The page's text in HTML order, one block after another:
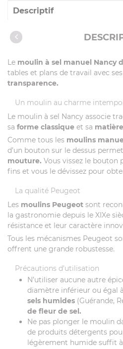
Descriptif
Caractéristiques
Le moulin à sel manuel Nancy
tables et plans de travail avec
transparence.
Un moulin au charme
Le moulin à sel Nancy associe
sa forme classique et sa
Comme tous les moulins
d’un bouton sur le dessus
mouture. Vous vissez le bouton
fins et vous le dévissez pour
La qualité Peugeot
Les moulins Peugeot sont
la gastronomie depuis le XIXe
résistance et leur caractère
Tous les mécanismes Peugeot
offrent une grande robustesse.
Précautions d’utilisation
N’utiliser aucune autre
diamètre inférieur ou égal
sels humides (Guérande,
de fleur de sel.
Ne pas plonger le moulin
de produits détergents
légèrement humide suffit